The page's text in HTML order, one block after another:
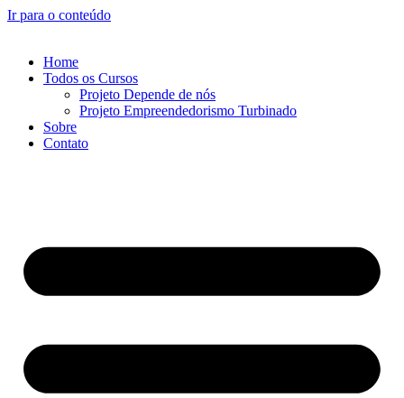
Ir para o conteúdo
Home
Todos os Cursos
Projeto Depende de nós
Projeto Empreendedorismo Turbinado
Sobre
Contato